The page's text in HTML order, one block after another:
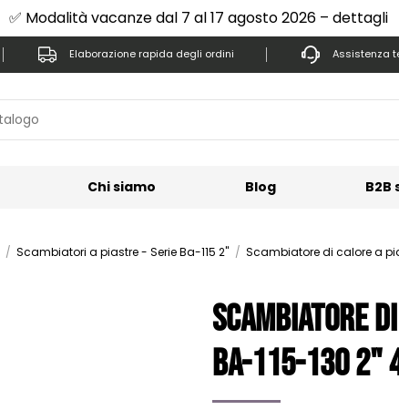
✅ Modalità vacanze dal 7 al 17 agosto 2026 – dettagli
Elaborazione rapida degli ordini Assistenza
Chi siamo Blog B2B
Scambiatori a piastre - Serie Ba-115 2" Scambiatore di calore a
Scambiatore
Ba-115-130 2"